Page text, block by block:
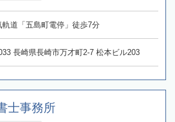
軌道「五島町電停」徒歩7分
長崎県長崎市万才町2-7 松本ビル203
士事務所